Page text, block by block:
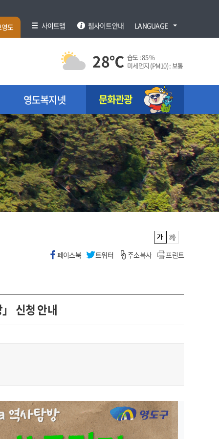
도 사이트맵 웹사이트안내 LANGUAGE
28℃ 습도 :85 %
미세먼지 (PM10) :보통
영도복지넷 문화관광
페이스북 트위터 주소복사 프린트
신청 안내